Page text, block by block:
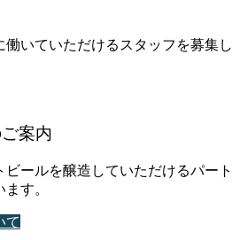
いていただけるスタッフを募集し
案内
ールを醸造していただけるパート
す。
て